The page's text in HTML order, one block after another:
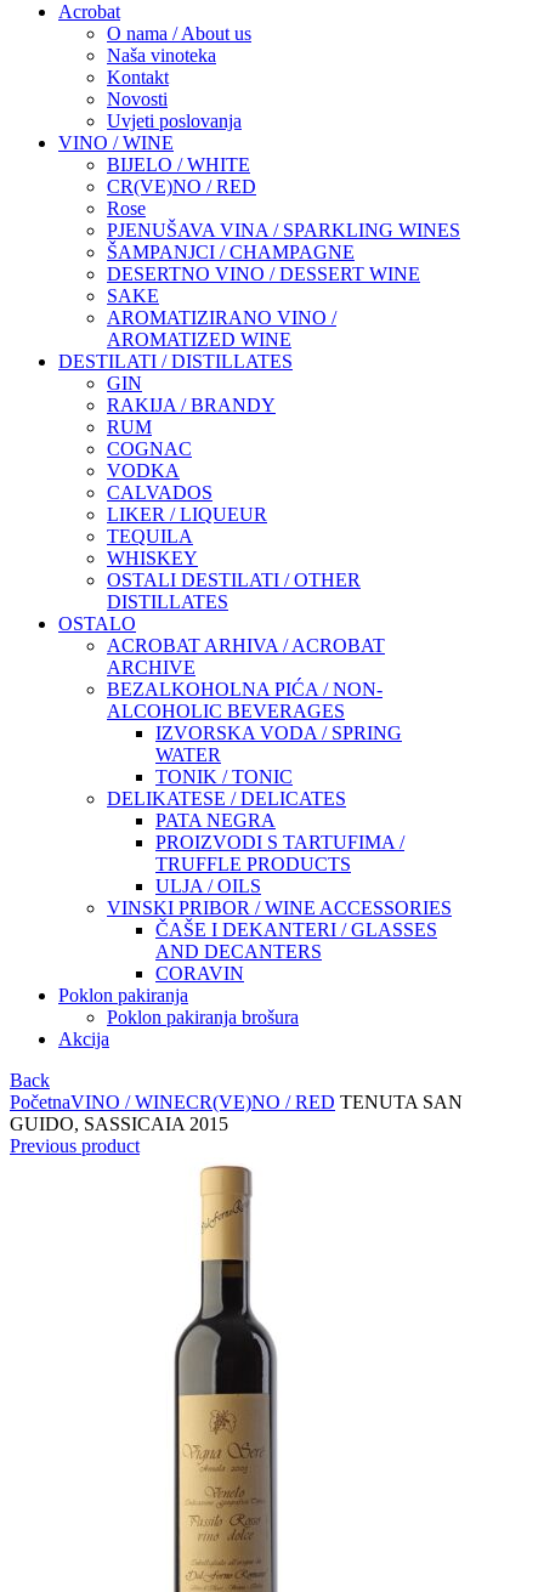
Acrobat
O nama / About us
Naša vinoteka
Kontakt
Novosti
Uvjeti poslovanja
VINO / WINE
BIJELO / WHITE
CR(VE)NO / RED
Rose
PJENUŠAVA VINA / SPARKLING WINES
ŠAMPANJCI / CHAMPAGNE
DESERTNO VINO / DESSERT WINE
SAKE
AROMATIZIRANO VINO /
AROMATIZED WINE
DESTILATI / DISTILLATES
GIN
RAKIJA / BRANDY
RUM
COGNAC
VODKA
CALVADOS
LIKER / LIQUEUR
TEQUILA
WHISKEY
OSTALI DESTILATI / OTHER
DISTILLATES
OSTALO
ACROBAT ARHIVA / ACROBAT
ARCHIVE
BEZALKOHOLNA PIĆA / NON-
ALCOHOLIC BEVERAGES
IZVORSKA VODA / SPRING
WATER
TONIK / TONIC
DELIKATESE / DELICATES
PATA NEGRA
PROIZVODI S TARTUFIMA /
TRUFFLE PRODUCTS
ULJA / OILS
VINSKI PRIBOR / WINE ACCESSORIES
ČAŠE I DEKANTERI / GLASSES
AND DECANTERS
CORAVIN
Poklon pakiranja
Poklon pakiranja brošura
Akcija
Back
PočetnaVINO / WINECR(VE)NO / RED TENUTA SAN
GUIDO, SASSICAIA 2015
Previous product